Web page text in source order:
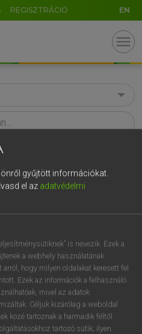
REGISZTRÁCIÓ EN
menu
szótár
szócikk megtekintéséhez.
gyűjtött információkat.
el az adatvédelmi
is nevezik. Ezek a
a webhely használatának
hogy milyen oldalakat keresett fel
Ezek az információk a felhasználó
mivel az adatok
Céljuk kizárólag a weboldal
közé tartoznak a harmadik féltől
tartozó sütik; ilyen
i o p
é á ű Ω
- AltGr